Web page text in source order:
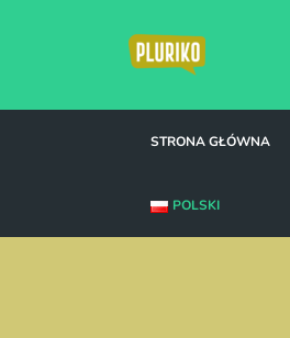
STRONA GŁÓWNA
POLSKI